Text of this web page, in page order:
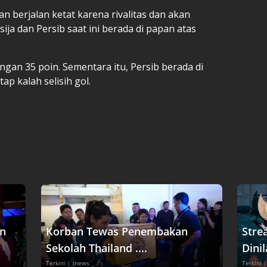
berjalan ketat karena rivalitas dan akan
dan Persib saat ini berada di papan atas
35 poin. Sementara itu, Persib berada di
kalah selisih gol.
Korban Tewas Penembakan
Sekolah Thailand ....
Terkini | inews Terkini |